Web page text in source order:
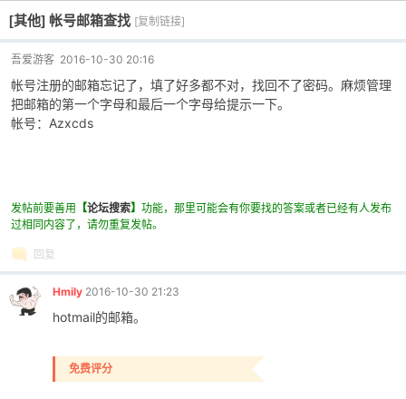
吾
爱
» › ›
[其他] 帐号邮箱查找 [复制链接]
吾爱游客 2016-10-30 20:16
帐号注册的邮箱忘记了，填了好多都不对，找回不了密码。麻烦管理
把邮箱的第一个字母和最后一个字母给提示一下。
帐号：Azxcds
发帖前要善用 【论坛搜索】 功能，那里可能会有你要找的答案或者已经有人发布
过相同内容了，请勿重复发帖。
回复
Hmily 2016-10-30 21:23
hotmail的邮箱。
免费评分